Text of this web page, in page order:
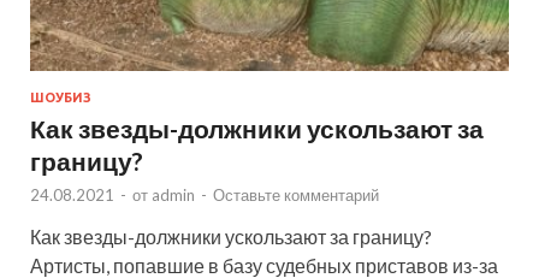
ШОУБИЗ
Как звезды-должники ускользают за
границу?
24.08.2021 - от admin - Оставьте комментарий
Как звезды-должники ускользают за границу?
Артисты, попавшие в базу судебных приставов из-за